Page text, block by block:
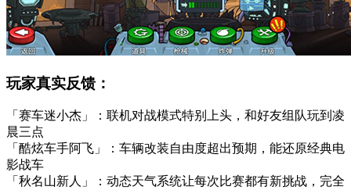
玩家真实反馈：
「赛车迷小杰」：联机对战模式特别上头，和好友组队玩到凌
晨三点
「酷炫车手阿飞」：车辆改装自由度超出预期，能还原经典电
影战车
「秋名山新人」：动态天气系统让每次比赛都有新挑战，完全